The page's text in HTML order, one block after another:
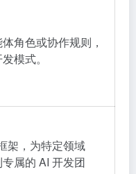
角色或协作规则，
模式。
架，为特定领域
专属的 AI 开发团